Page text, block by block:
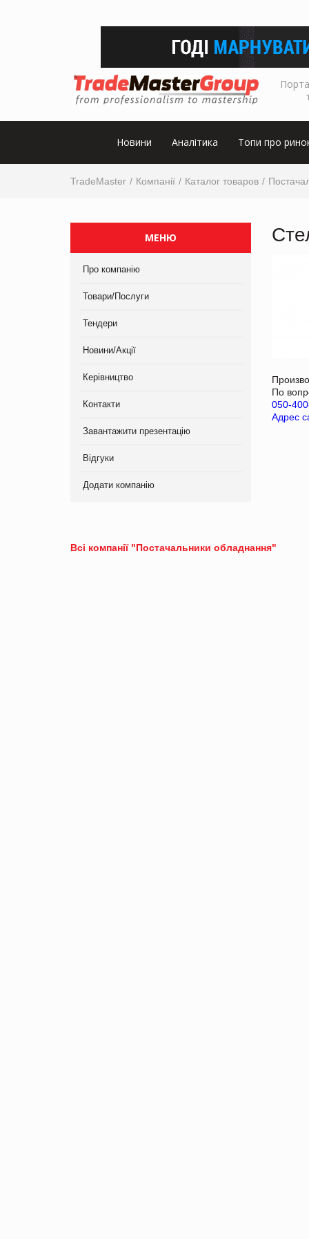
Новини Аналітика Топи про
TradeMaster Компанії Каталог товаров
МЕНЮ
Про компанію
Товари/Послуги
Тендери
Новини/Акції
Керівництво
Контакти
Завантажити презентацію
Відгуки
Додати компанію
По
050-
Адрес
Всі компанії "Постачальники обладнання"